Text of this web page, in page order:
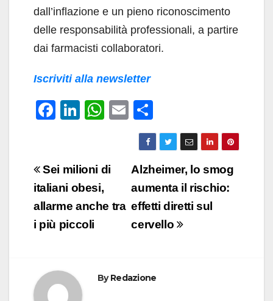
dall’inflazione e un pieno riconoscimento
delle responsabilità professionali, a partire
dai farmacisti collaboratori.
Iscriviti alla newsletter
F
e
b
o
o
Li
e
dI
n
W
s
p
E
m
ail
o
n
di
vi
di
Navigazione
articoli
Alzheimer, lo smog
aumenta il rischio:
effetti diretti sul
cervello
Sei milioni di
italiani obesi,
allarme anche tra
i più piccoli
ByRedazione